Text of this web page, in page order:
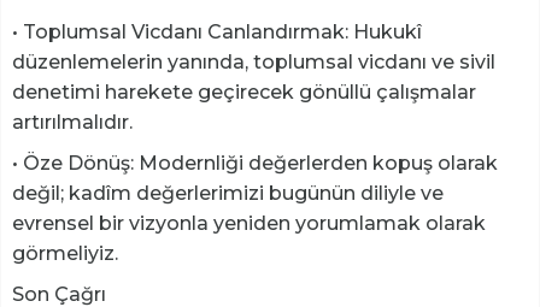
• ​Toplumsal Vicdanı Canlandırmak: Hukukî
düzenlemelerin yanında, toplumsal vicdanı ve sivil
denetimi harekete geçirecek gönüllü çalışmalar
artırılmalıdır.
• ​Öze Dönüş: Modernliği değerlerden kopuş olarak
değil; kadîm değerlerimizi bugünün diliyle ve
evrensel bir vizyonla yeniden yorumlamak olarak
görmeliyiz.
​Son Çağrı